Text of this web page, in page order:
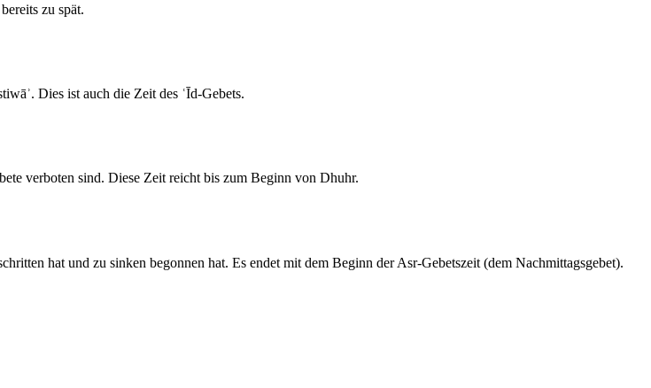
zu spät.
Dies ist auch die Zeit des ʿĪd-Gebets.
verboten sind. Diese Zeit reicht bis zum Beginn von Dhuhr.
hat und zu sinken begonnen hat. Es endet mit dem Beginn der Asr-Gebetszeit (dem Nachmittagsgebet).